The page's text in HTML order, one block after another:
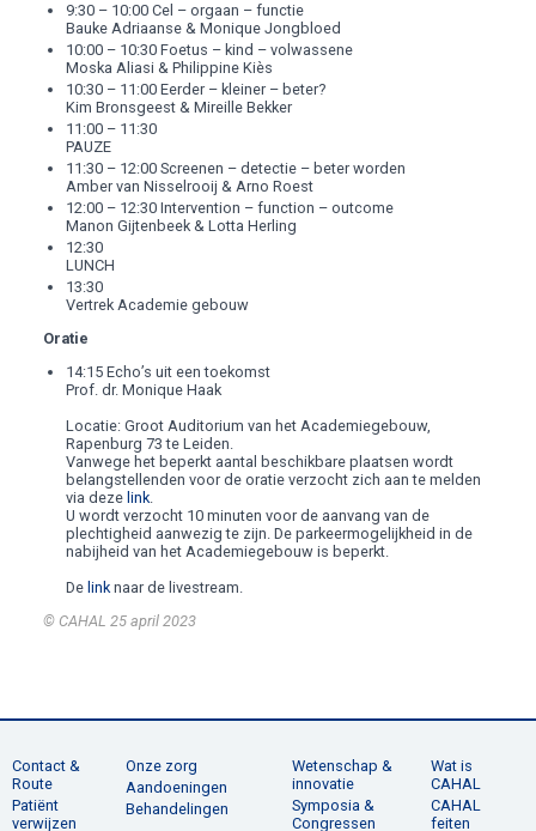
9:30 – 10:00 Cel – orgaan – functie
Bauke Adriaanse & Monique Jongbloed
10:00 – 10:30 Foetus – kind – volwassene
Moska Aliasi & Philippine Kiès
10:30 – 11:00 Eerder – kleiner – beter?
Kim Bronsgeest & Mireille Bekker
11:00 – 11:30
PAUZE
11:30 – 12:00 Screenen – detectie – beter worden
Amber van Nisselrooij & Arno Roest
12:00 – 12:30 Intervention – function – outcome
Manon Gijtenbeek & Lotta Herling
12:30
LUNCH
13:30
Vertrek Academie gebouw
Oratie
14:15 Echo’s uit een toekomst
Prof. dr. Monique Haak
Locatie: Groot Auditorium van het Academiegebouw,
Rapenburg 73 te Leiden.
Vanwege het beperkt aantal beschikbare plaatsen wordt
belangstellenden voor de oratie verzocht zich aan te melden
via deze link.
U wordt verzocht 10 minuten voor de aanvang van de
plechtigheid aanwezig te zijn. De parkeermogelijkheid in de
nabijheid van het Academiegebouw is beperkt.
De linknaar de livestream.
© CAHAL 25 april 2023
Contact &
Route
Patiënt
verwijzen
Onze zorg
Aandoeningen
Behandelingen
Wetenschap &
innovatie
Symposia &
Congressen
Wat is
CAHAL
CAHAL
feiten